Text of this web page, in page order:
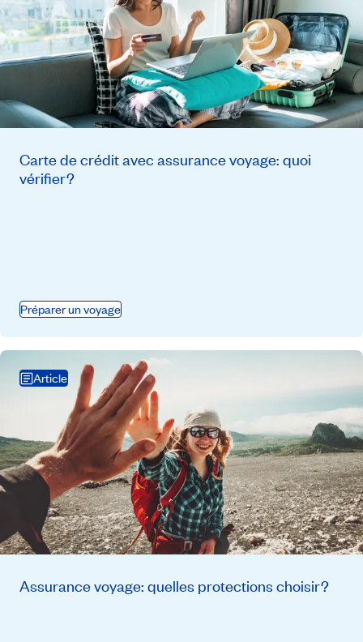
Carte de crédit avec assurance voyage: quoi
vérifier?
Préparer un voyage
Article
Assurance voyage: quelles protections choisir?